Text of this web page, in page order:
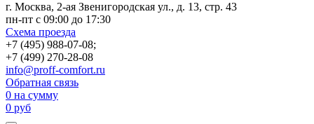
г. Москва, 2-ая Звенигородская ул., д. 13, стр. 43
пн-пт с 09:00 до 17:30
Схема проезда
+7 (495) 988-07-08;
+7 (499) 270-28-08
info@proff-comfort.ru
Обратная связь
0 на сумму
0 руб